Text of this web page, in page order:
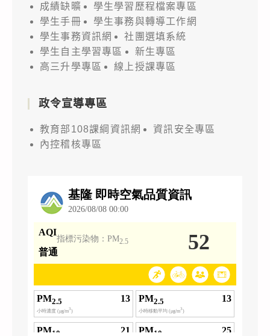
成績缺曠
學生學習歷程檔案專區
學生手冊
學生事務與轉導工作網
學生事務資訊網
社團選填系統
學生自主學習專區
新生專區
高三升學專區
線上授課專區
政令宣導專區
教育部108課綱資訊網
資訊安全專區
內控稽核專區